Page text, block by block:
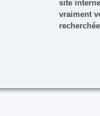
site
vraiment